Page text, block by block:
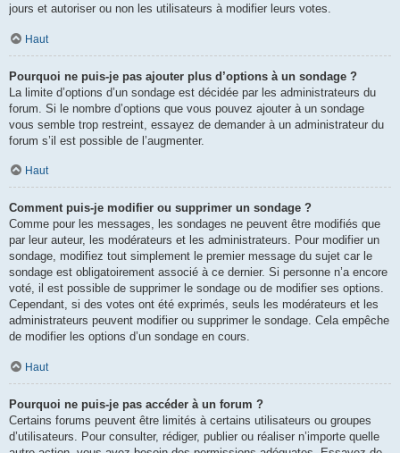
jours et autoriser ou non les utilisateurs à modifier leurs votes.
Haut
Pourquoi ne puis-je pas ajouter plus d’options à un sondage ?
La limite d’options d’un sondage est décidée par les administrateurs du
forum. Si le nombre d’options que vous pouvez ajouter à un sondage
vous semble trop restreint, essayez de demander à un administrateur du
forum s’il est possible de l’augmenter.
Haut
Comment puis-je modifier ou supprimer un sondage ?
Comme pour les messages, les sondages ne peuvent être modifiés que
par leur auteur, les modérateurs et les administrateurs. Pour modifier un
sondage, modifiez tout simplement le premier message du sujet car le
sondage est obligatoirement associé à ce dernier. Si personne n’a encore
voté, il est possible de supprimer le sondage ou de modifier ses options.
Cependant, si des votes ont été exprimés, seuls les modérateurs et les
administrateurs peuvent modifier ou supprimer le sondage. Cela empêche
de modifier les options d’un sondage en cours.
Haut
Pourquoi ne puis-je pas accéder à un forum ?
Certains forums peuvent être limités à certains utilisateurs ou groupes
d’utilisateurs. Pour consulter, rédiger, publier ou réaliser n’importe quelle